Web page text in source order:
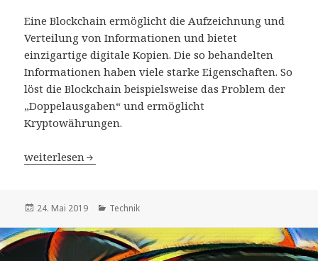
Eine Blockchain ermöglicht die Aufzeichnung und
Verteilung von Informationen und bietet
einzigartige digitale Kopien. Die so behandelten
Informationen haben viele starke Eigenschaften. So
löst die Blockchain beispielsweise das Problem der
„Doppelausgaben“ und ermöglicht
Kryptowährungen.
Was ist eine Blockchain?
weiterlesen
Veröffentlicht
24. Mai 2019 Kategorien
Technik